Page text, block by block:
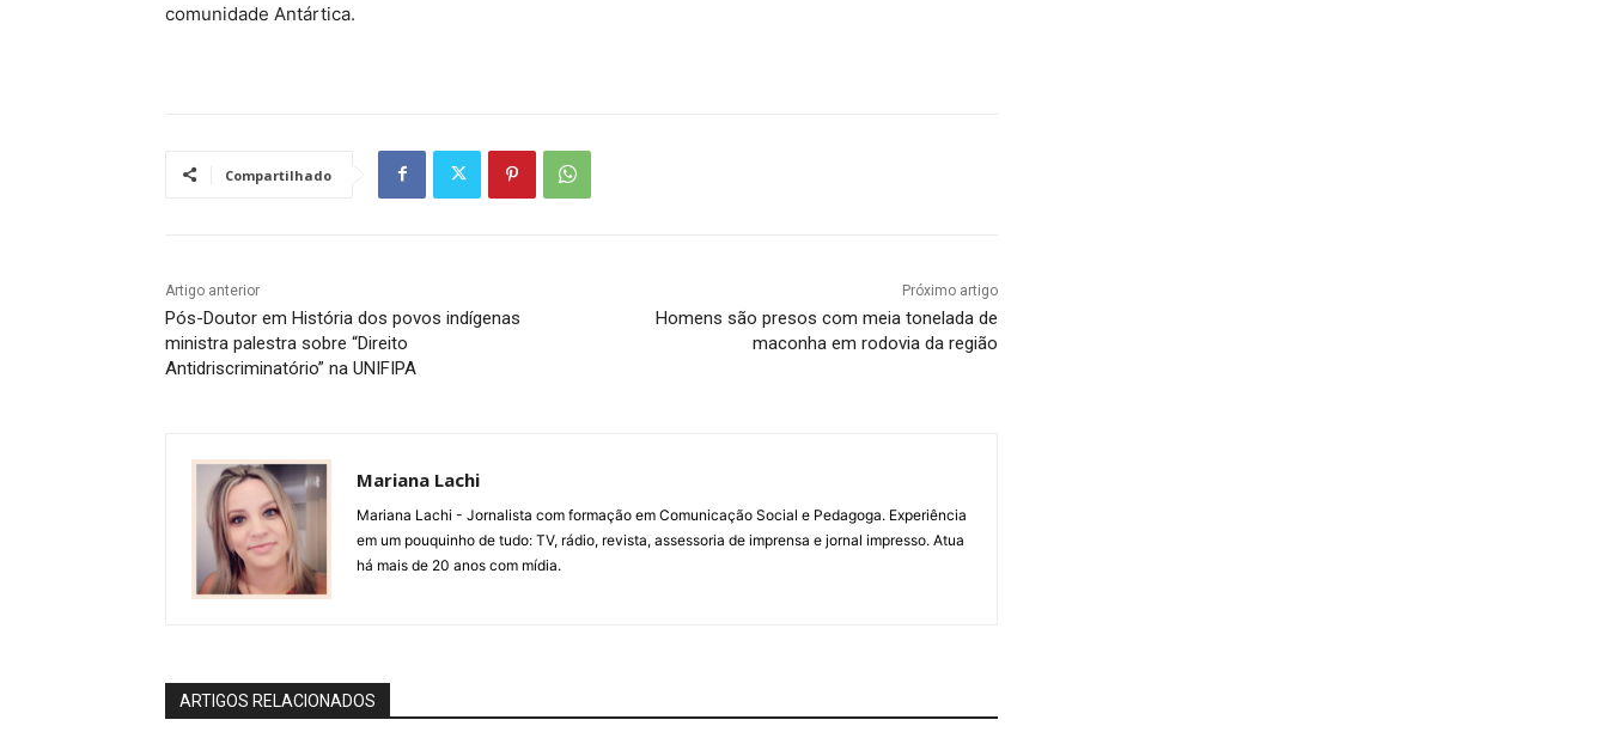
comunidade Antártica.
Compartilhado
Artigo anterior
Pós-Doutor em História dos povos indígenas
ministra palestra sobre “Direito
Antidriscriminatório” na UNIFIPA
Próximo artigo
Homens são presos com meia tonelada de
maconha em rodovia da região
Mariana Lachi
Mariana Lachi - Jornalista com formação em Comunicação Social e Pedagoga. Experiência
em um pouquinho de tudo: TV, rádio, revista, assessoria de imprensa e jornal impresso. Atua
há mais de 20 anos com mídia.
ARTIGOS RELACIONADOS